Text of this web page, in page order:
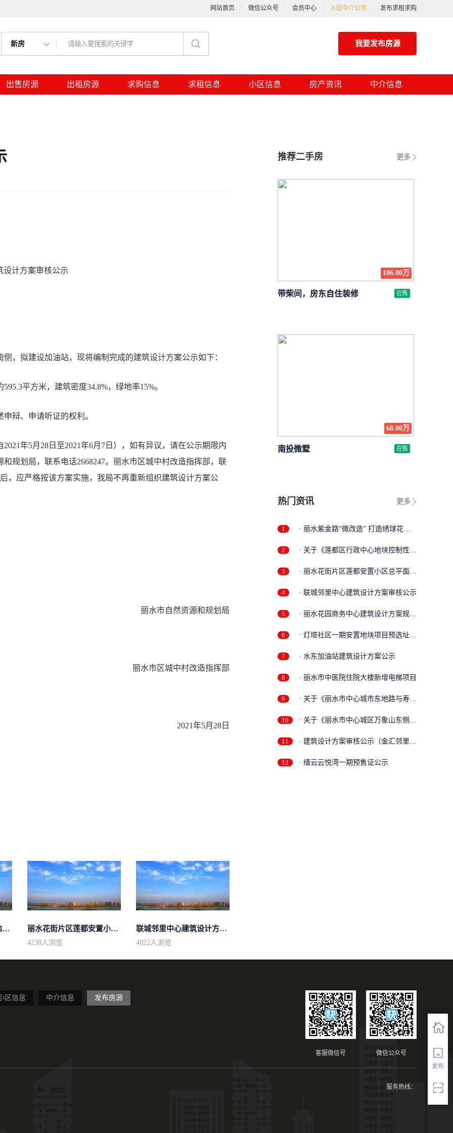
网站首页 微信公众号 会员中心 入驻中介公司 发布求租求购
新房 我要发布房源
出售房源 出租房源 求购信息 求租信息 小区信息 房产资讯 中介信息
发布
设计方案审核公示
，拟建设加油站，现将编制完成的建筑设计方案公示如下：
平方米，建筑密度34.8%，绿地率15%。
辩、申请听证的权利。
年5月28日至2021年6月7日），如有异议，请在公示期限内
规划局，联系电话2668247。丽水市区城中村改造指挥部，联
，应严格按该方案实施，我局不再重新组织建筑设计方案公
丽水市自然资源和规划局
丽水市区城中村改造指挥部
2021年5月28日
关于《莲都区行政中心地块控制性详细... 丽水花街片区莲都安置小区总平面调整...
4238人浏览
联城邻里中心建筑设计方案审核公示
4022人浏览
更多
推荐二手房
106.00万
带柴间，房东自住装修 在售
68.00万
南投微墅 在售
更多
热门资讯
1
· 丽水紫金路“微改造” 打造绣球花街
2
· 关于《莲都区行政中心地块控制性详
3
· 丽水花街片区莲都安置小区总平面调
4
· 联城邻里中心建筑设计方案审核公示
5
· 丽水花园商务中心建筑设计方案规划
6
· 灯塔社区一期安置地块项目预选址批
7
· 水东加油站建筑设计方案公示
8 · 丽水市中医院住院大楼新增电梯项目
9
· 关于《丽水市中心城市东地路与寿元
10
· 关于《丽水市中心城区万象山东侧地
11
· 建筑设计方案审核公示（金汇邻里中
12
· 缙云云悦湾一期预售证公示
区信息 中介信息 发布房源
微信公众号
客服微信号
服务热线：